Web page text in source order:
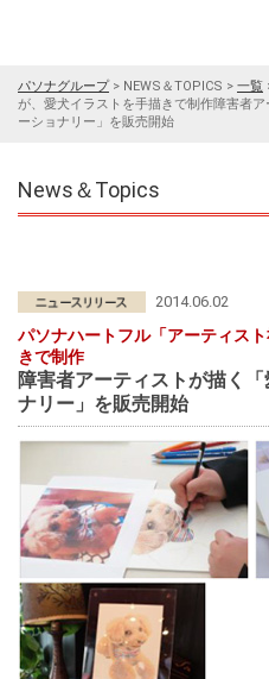
パソナグループ> NEWS＆TOPICS > 一覧
が、愛犬イラストを手描きで制作障害者
ーショナリー」を販売開始
News＆Topics
2014.06.02
パソナハートフル「アーティス
きで制作
障害者アーティストが描く
ナリー」を販売開始